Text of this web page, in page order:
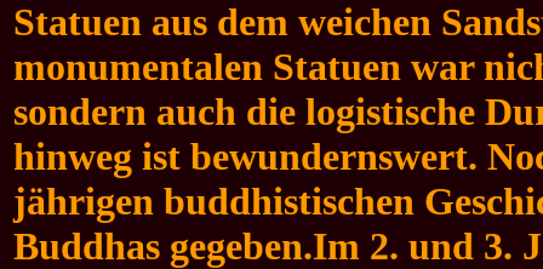
Statuen aus dem weichen
monumentalen Statuen war
sondern auch die logistische
hinweg ist bewundernswert.
jährigen buddhistischen
Buddhas gegeben.Im 2. und 3.